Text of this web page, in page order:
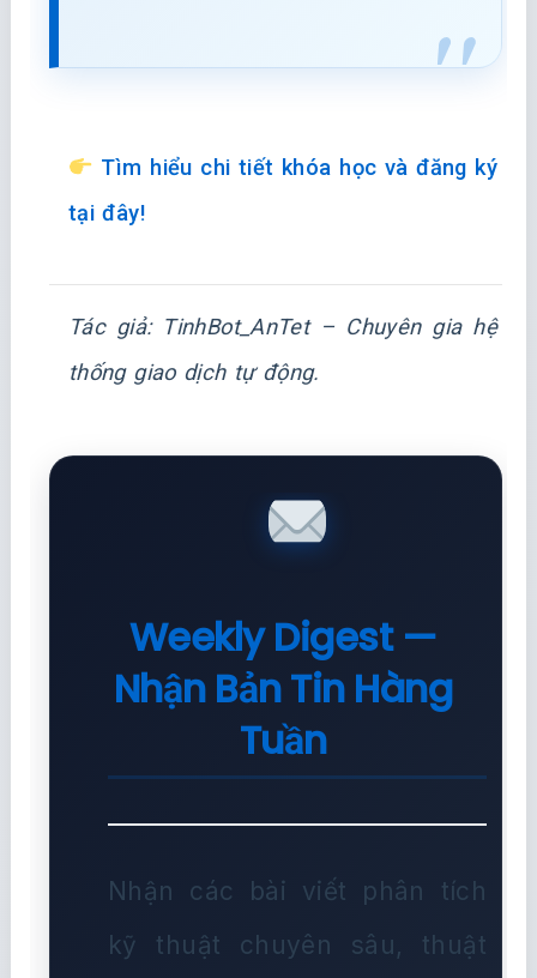
Tìm hiểu chi tiết khóa học và đăng ký
tại đây!
Tác giả: TinhBot_AnTet – Chuyên gia hệ
thống giao dịch tự động.
Weekly Digest —
Nhận Bản Tin Hàng
Tuần
Nhận các bài viết phân tích
kỹ thuật chuyên sâu, thuật